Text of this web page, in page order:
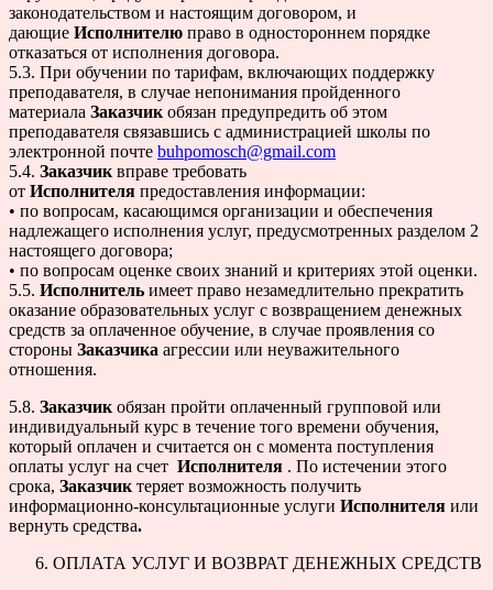
законодательством и настоящим договором, и
дающие Исполнителю право в одностороннем порядке
отказаться от исполнения договора.
5.3. При обучении по тарифам, включающих поддержку
преподавателя, в случае непонимания пройденного
материала Заказчик обязан предупредить об этом
преподавателя связавшись с администрацией школы по
электронной почте buhpomosch@gmail.com
5.4. Заказчик вправе требовать
от Исполнителя предоставления информации:
• по вопросам, касающимся организации и обеспечения
надлежащего исполнения услуг, предусмотренных разделом 2
настоящего договора;
• по вопросам оценке своих знаний и критериях этой оценки.
5.5. Исполнитель имеет право незамедлительно прекратить
оказание образовательных услуг с возвращением денежных
средств за оплаченное обучение, в случае проявления со
стороны Заказчика агрессии или неуважительного
отношения.
5.8. Заказчик обязан пройти оплаченный групповой или
индивидуальный курс в течение того времени обучения,
который оплачен и считается он с момента поступления
оплаты услуг на счет Исполнителя . По истечении этого
срока, Заказчик теряет возможность получить
информационно-консультационные услуги Исполнителя или
вернуть средства.
ОПЛАТА УСЛУГ И ВОЗВРАТ ДЕНЕЖНЫХ СРЕДСТВ